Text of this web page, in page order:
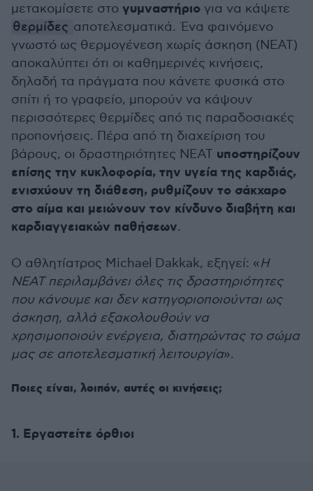
μετακομίσετε στο γυμναστήριο για να κάψετε
θερμίδες αποτελεσματικά. Ένα φαινόμενο
γνωστό ως θερμογένεση χωρίς άσκηση (NEAT)
αποκαλύπτει ότι οι καθημερινές κινήσεις,
δηλαδή τα πράγματα που κάνετε φυσικά στο
σπίτι ή το γραφείο, μπορούν να κάψουν
περισσότερες θερμίδες από τις παραδοσιακές
προπονήσεις. Πέρα από τη διαχείριση του
βάρους, οι δραστηριότητες NEAT υποστηρίζουν
επίσης την κυκλοφορία, την υγεία της καρδιάς,
ενισχύουν τη διάθεση, ρυθμίζουν το σάκχαρο
στο αίμα και μειώνουν τον κίνδυνο διαβήτη και
καρδιαγγειακών παθήσεων.
Ο αθλητίατρος Michael Dakkak, εξηγεί: «Η
NEAT περιλαμβάνει όλες τις δραστηριότητες
που κάνουμε και δεν κατηγοριοποιούνται ως
άσκηση, αλλά εξακολουθούν να
χρησιμοποιούν ενέργεια, διατηρώντας το σώμα
μας σε αποτελεσματική λειτουργία».
Ποιες είναι, λοιπόν, αυτές οι κινήσεις;
1. Εργαστείτε όρθιοι